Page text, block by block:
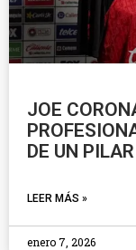
JOE
DE UN PILAR
LEER MÁS »
enero 7, 2026